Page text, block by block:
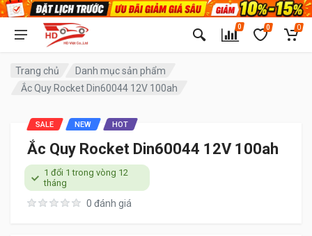
0 0 0
Trang chủ
Danh mục sản phẩm
Ắc Quy Rocket Din60044 12V 100ah
Ắc Quy Rocket Din60044 12V 100ah
0 đánh giá
1 đổi 1 trong vòng 12
tháng
SALE NEW HOT